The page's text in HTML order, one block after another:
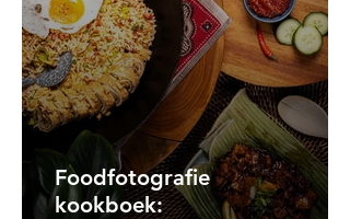
Foodfotografie
kookboek: